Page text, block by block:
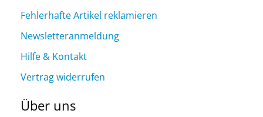
Fehlerhafte Artikel reklamieren
Newsletteranmeldung
Hilfe & Kontakt
Vertrag widerrufen
Über uns